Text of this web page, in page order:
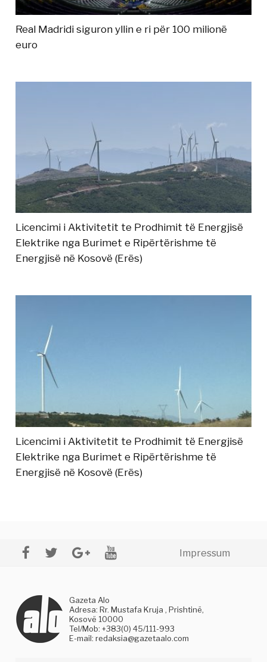
Real Madridi siguron yllin e ri për 100 milionë
euro
Licencimi i Aktivitetit te Prodhimit të Energjisë
Elektrike nga Burimet e Ripërtërishme të
Energjisë në Kosovë (Erës)
Licencimi i Aktivitetit te Prodhimit të Energjisë
Elektrike nga Burimet e Ripërtërishme të
Energjisë në Kosovë (Erës)
Impressum
Gazeta Alo
Adresa: Rr. Mustafa Kruja , Prishtinë,
Kosovë 10000
Tel/Mob: +383(0) 45/111-993
E-mail:redaksia@gazetaalo.com